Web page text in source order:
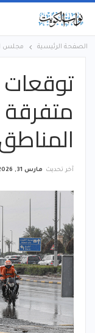
الصفحة الرئيسية مجلس
آخر تحديث مارس 31, 2026